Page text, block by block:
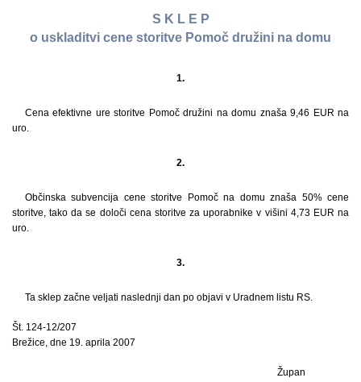
S K L E P
o uskladitvi cene storitve Pomoč družini na domu
1.
Cena efektivne ure storitve Pomoč družini na domu znaša 9,46 EUR na
uro.
2.
Občinska subvencija cene storitve Pomoč na domu znaša 50% cene
storitve, tako da se določi cena storitve za uporabnike v višini 4,73 EUR na
uro.
3.
Ta sklep začne veljati naslednji dan po objavi v Uradnem listu RS.
Št. 124-12/207
Brežice, dne 19. aprila 2007
Župan